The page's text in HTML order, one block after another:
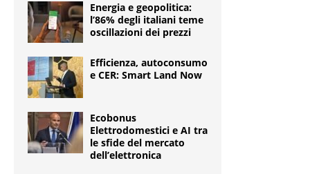
Energia e geopolitica:
l’86% degli italiani teme
oscillazioni dei prezzi
Efficienza, autoconsumo
e CER: Smart Land Now
Ecobonus
Elettrodomestici e AI tra
le sfide del mercato
dell’elettronica